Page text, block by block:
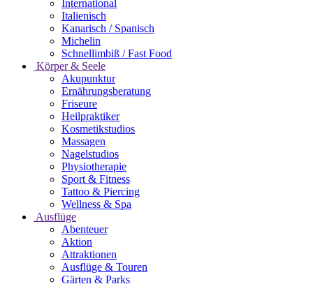
International
Italienisch
Kanarisch / Spanisch
Michelin
Schnellimbiß / Fast Food
Körper & Seele
Akupunktur
Ernährungsberatung
Friseure
Heilpraktiker
Kosmetikstudios
Massagen
Nagelstudios
Physiotherapie
Sport & Fitness
Tattoo & Piercing
Wellness & Spa
Ausflüge
Abenteuer
Aktion
Attraktionen
Ausflüge & Touren
Gärten & Parks